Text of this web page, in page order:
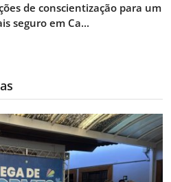
de conscientização para um
seguro em Ca...